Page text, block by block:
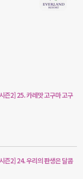
즌2] 25. 카레맛 고구마 고구
즌2] 24. 우리의 판생은 달콤